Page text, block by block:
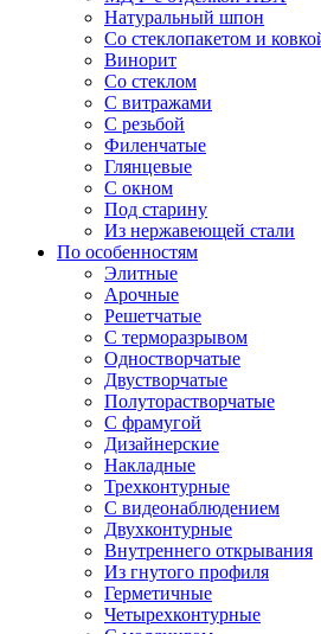
Натуральный шпон
Со стеклопакетом и
Винорит
Со стеклом
С витражами
С резьбой
Филенчатые
Глянцевые
С окном
Под старину
Из нержавеющей стали
По особенностям
Элитные
Арочные
Решетчатые
С терморазрывом
Одностворчатые
Двустворчатые
Полуторастворчатые
С фрамугой
Дизайнерские
Накладные
Трехконтурные
С видеонаблюдением
Двухконтурные
Внутреннего открывания
Из гнутого профиля
Герметичные
Четырехконтурные